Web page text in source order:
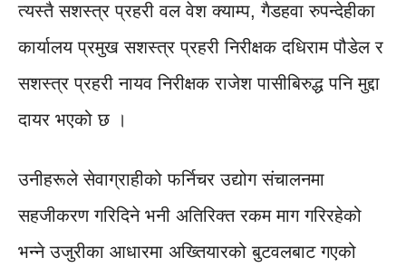
त्यस्तै सशस्त्र प्रहरी वल वेश क्याम्प, गैडहवा रुपन्देहीका
कार्यालय प्रमुख सशस्त्र प्रहरी निरीक्षक दधिराम पौडेल र
सशस्त्र प्रहरी नायव निरीक्षक राजेश पासीबिरुद्ध पनि मुद्दा
दायर भएको छ ।
उनीहरूले सेवाग्राहीको फर्निचर उद्योग संचालनमा
सहजीकरण गरिदिने भनी अतिरिक्त रकम माग गरिरहेको
भन्ने उजुरीका आधारमा अख्तियारको बुटवलबाट गएको